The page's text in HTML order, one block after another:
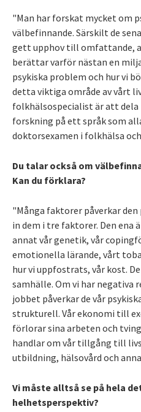
"Man har forskat mycket om
välbefinnande. Särskilt de
gett upphov till omfattande,
berättar varför nästan en
psykiska problem och hur vi
detta viktiga område av vårt
folkhälsospecialist är att dela
forskning på ett språk som
doktorsexamen i folkhälsa
Du talar också om
Kan du förklara?
"Många faktorer påverkar den
in dem i tre faktorer. Den ena
annat vår genetik, vår
emotionella lärande, vårt
hur vi uppfostrats, vår kost.
samhälle. Om vi har negativa
jobbet påverkar de vår
strukturell. Vår ekonomi till
förlorar sina arbeten och
handlar om vår tillgång till
utbildning, hälsovård och
Vi måste alltså se på hela
helhetsperspektiv?